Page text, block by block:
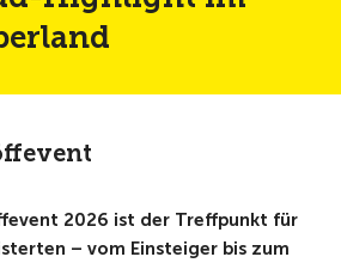
2026 ist der Treffpunkt für
– vom Einsteiger bis zum